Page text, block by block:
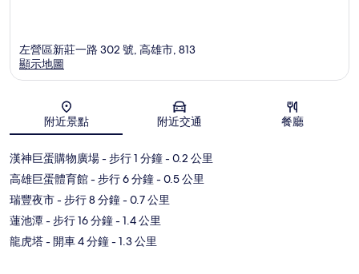
地圖
左營區新莊一路 302 號, 高雄市, 813
顯示地圖
附近景點 附近交通 餐廳
漢神巨蛋購物廣場- 步行 1 分鐘- 0.2 公里
高雄巨蛋體育館- 步行 6 分鐘- 0.5 公里
瑞豐夜市- 步行 8 分鐘- 0.7 公里
蓮池潭- 步行 16 分鐘- 1.4 公里
龍虎塔- 開車 4 分鐘- 1.3 公里